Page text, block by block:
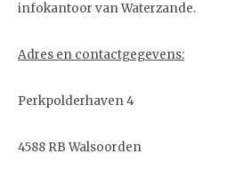
infokantoor van Waterzande.
Adres en contactgegevens:
Perkpolderhaven 4
4588 RB Walsoorden